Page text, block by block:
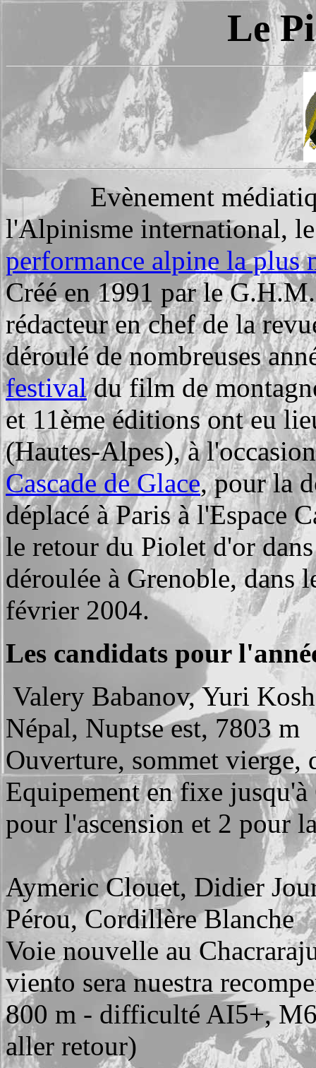
Le
Evènement médiatique
l'Alpinisme international,
performance alpine la plus
Créé en 1991 par le
rédacteur en chef de la
déroulé de nombreuses
festivaldu film de
et 11ème éditions ont eu
(Hautes-Alpes), à
Cascade de Glace, pour la
déplacé à Paris à l'Espace
le retour du Piolet d'or
déroulée à Grenoble, dans
février 2004.
Les candidats pour
Valery Babanov, Yuri
Népal, Nuptse est, 7803 m
Ouverture, sommet
Equipement en fixe
pour l'ascension et 2 pour
Aymeric Clouet, Didier
Pérou, Cordillère Blanche
Voie nouvelle au
viento sera nuestra
800 m - difficulté AI5+,
aller retour)